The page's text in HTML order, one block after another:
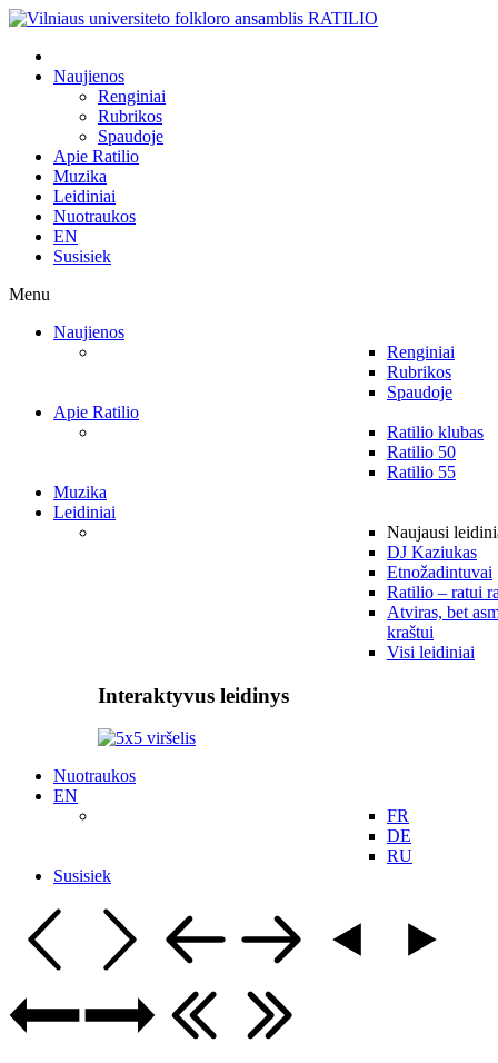
Naujienos
Renginiai
Rubrikos
Spaudoje
Apie Ratilio
Muzika
Leidiniai
Nuotraukos
EN
Susisiek
Menu
Naujienos
Renginiai
Rubrikos
Spaudoje
Apie Ratilio
Ratilio klubas
Ratilio 50
Ratilio 55
Muzika
Leidiniai
Naujausi
DJ Kaziukas
Etnožadintuvai
Ratilio – ratui
Atviras, bet
kraštui
Visi leidiniai
Interaktyvus leidinys
Nuotraukos
EN
FR
DE
RU
Susisiek